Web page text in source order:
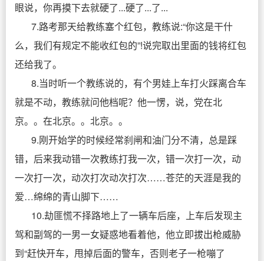
眼说，你再摸下去就硬了...硬了...了...
7.路考那天给教练塞个红包，教练说:“你这是干什
么，我们有规定不能收红包的”!说完取出里面的钱将红包
还给我了。
8.当时听一个教练说的，有个男娃上车打火踩离合车
就是不动，教练就问他档呢？他一愣，说，党在北
京。。在北京。。北京。。
9.刚开始学的时候经常刹闸和油门分不清，总是踩
错，后来我动错一次教练打我一次，错一次打一次，动
一次打一次，动次打次动次打次……苍茫的天涯是我的
爱…绵绵的青山脚下……
10.劫匪慌不择路地上了一辆车后座，上车后发现主
驾和副驾的一男一女疑惑地看着他，他立即拔出枪威胁
到“赶快开车，甩掉后面的警车，否则老子一枪嘣了